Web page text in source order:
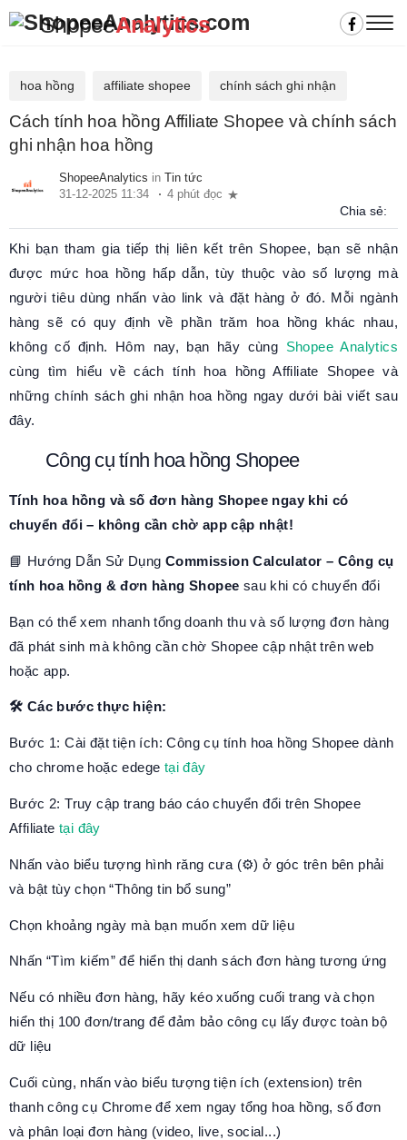
ShopeeAnalytics
hoa hồng affiliate shopee chính sách ghi nhận
Cách tính hoa hồng Affiliate Shopee và chính sách
ghi nhận hoa hồng
ShopeeAnalytics in Tin tức
31-12-2025 11:34
4 phút đọc
Chia sẻ:
Khi bạn tham gia tiếp thị liên kết trên Shopee, bạn sẽ nhận
được mức hoa hồng hấp dẫn, tùy thuộc vào số lượng mà
người tiêu dùng nhấn vào link và đặt hàng ở đó. Mỗi ngành
hàng sẽ có quy định về phần trăm hoa hồng khác nhau,
không cố định. Hôm nay, bạn hãy cùng Shopee Analytics
cùng tìm hiểu về cách tính hoa hồng Affiliate Shopee và
những chính sách ghi nhận hoa hồng ngay dưới bài viết sau
đây.
Công cụ tính hoa hồng Shopee
Tính hoa hồng và số đơn hàng Shopee ngay khi có
chuyển đổi – không cần chờ app cập nhật!
📘 Hướng Dẫn Sử Dụng Commission Calculator – Công cụ
tính hoa hồng & đơn hàng Shopee sau khi có chuyển đổi
Bạn có thể xem nhanh tổng doanh thu và số lượng đơn hàng
đã phát sinh mà không cần chờ Shopee cập nhật trên web
hoặc app.
🛠️ Các bước thực hiện:
Bước 1: Cài đặt tiện ích: Công cụ tính hoa hồng Shopee dành
cho chrome hoặc edege tại đây
Bước 2: Truy cập trang báo cáo chuyển đổi trên Shopee
Affiliate tại đây
Nhấn vào biểu tượng hình răng cưa (⚙️) ở góc trên bên phải
và bật tùy chọn “Thông tin bổ sung”
Chọn khoảng ngày mà bạn muốn xem dữ liệu
Nhấn “Tìm kiếm” để hiển thị danh sách đơn hàng tương ứng
Nếu có nhiều đơn hàng, hãy kéo xuống cuối trang và chọn
hiển thị 100 đơn/trang để đảm bảo công cụ lấy được toàn bộ
dữ liệu
Cuối cùng, nhấn vào biểu tượng tiện ích (extension) trên
thanh công cụ Chrome để xem ngay tổng hoa hồng, số đơn
và phân loại đơn hàng (video, live, social...)